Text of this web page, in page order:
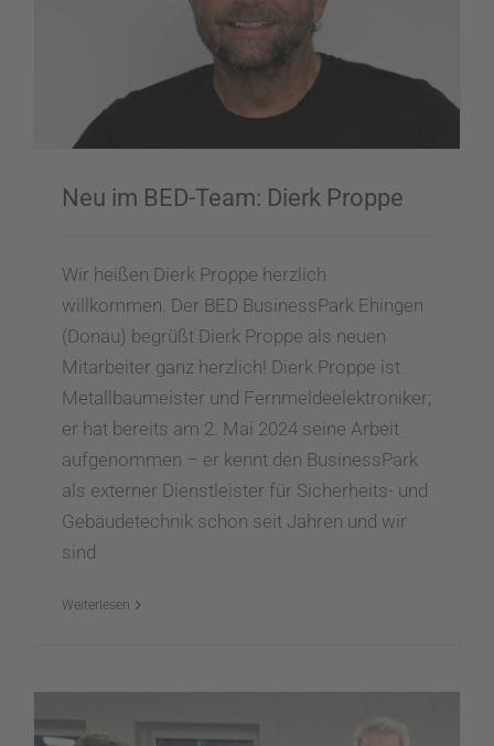
Neu im BED-Team: Dierk Proppe
Wir heißen Dierk Proppe herzlich
willkommen. Der BED BusinessPark Ehingen
(Donau) begrüßt Dierk Proppe als neuen
Mitarbeiter ganz herzlich! Dierk Proppe ist
Metallbaumeister und Fernmeldeelektroniker;
er hat bereits am 2. Mai 2024 seine Arbeit
aufgenommen – er kennt den BusinessPark
als externer Dienstleister für Sicherheits- und
Gebäudetechnik schon seit Jahren und wir
sind
Weiterlesen